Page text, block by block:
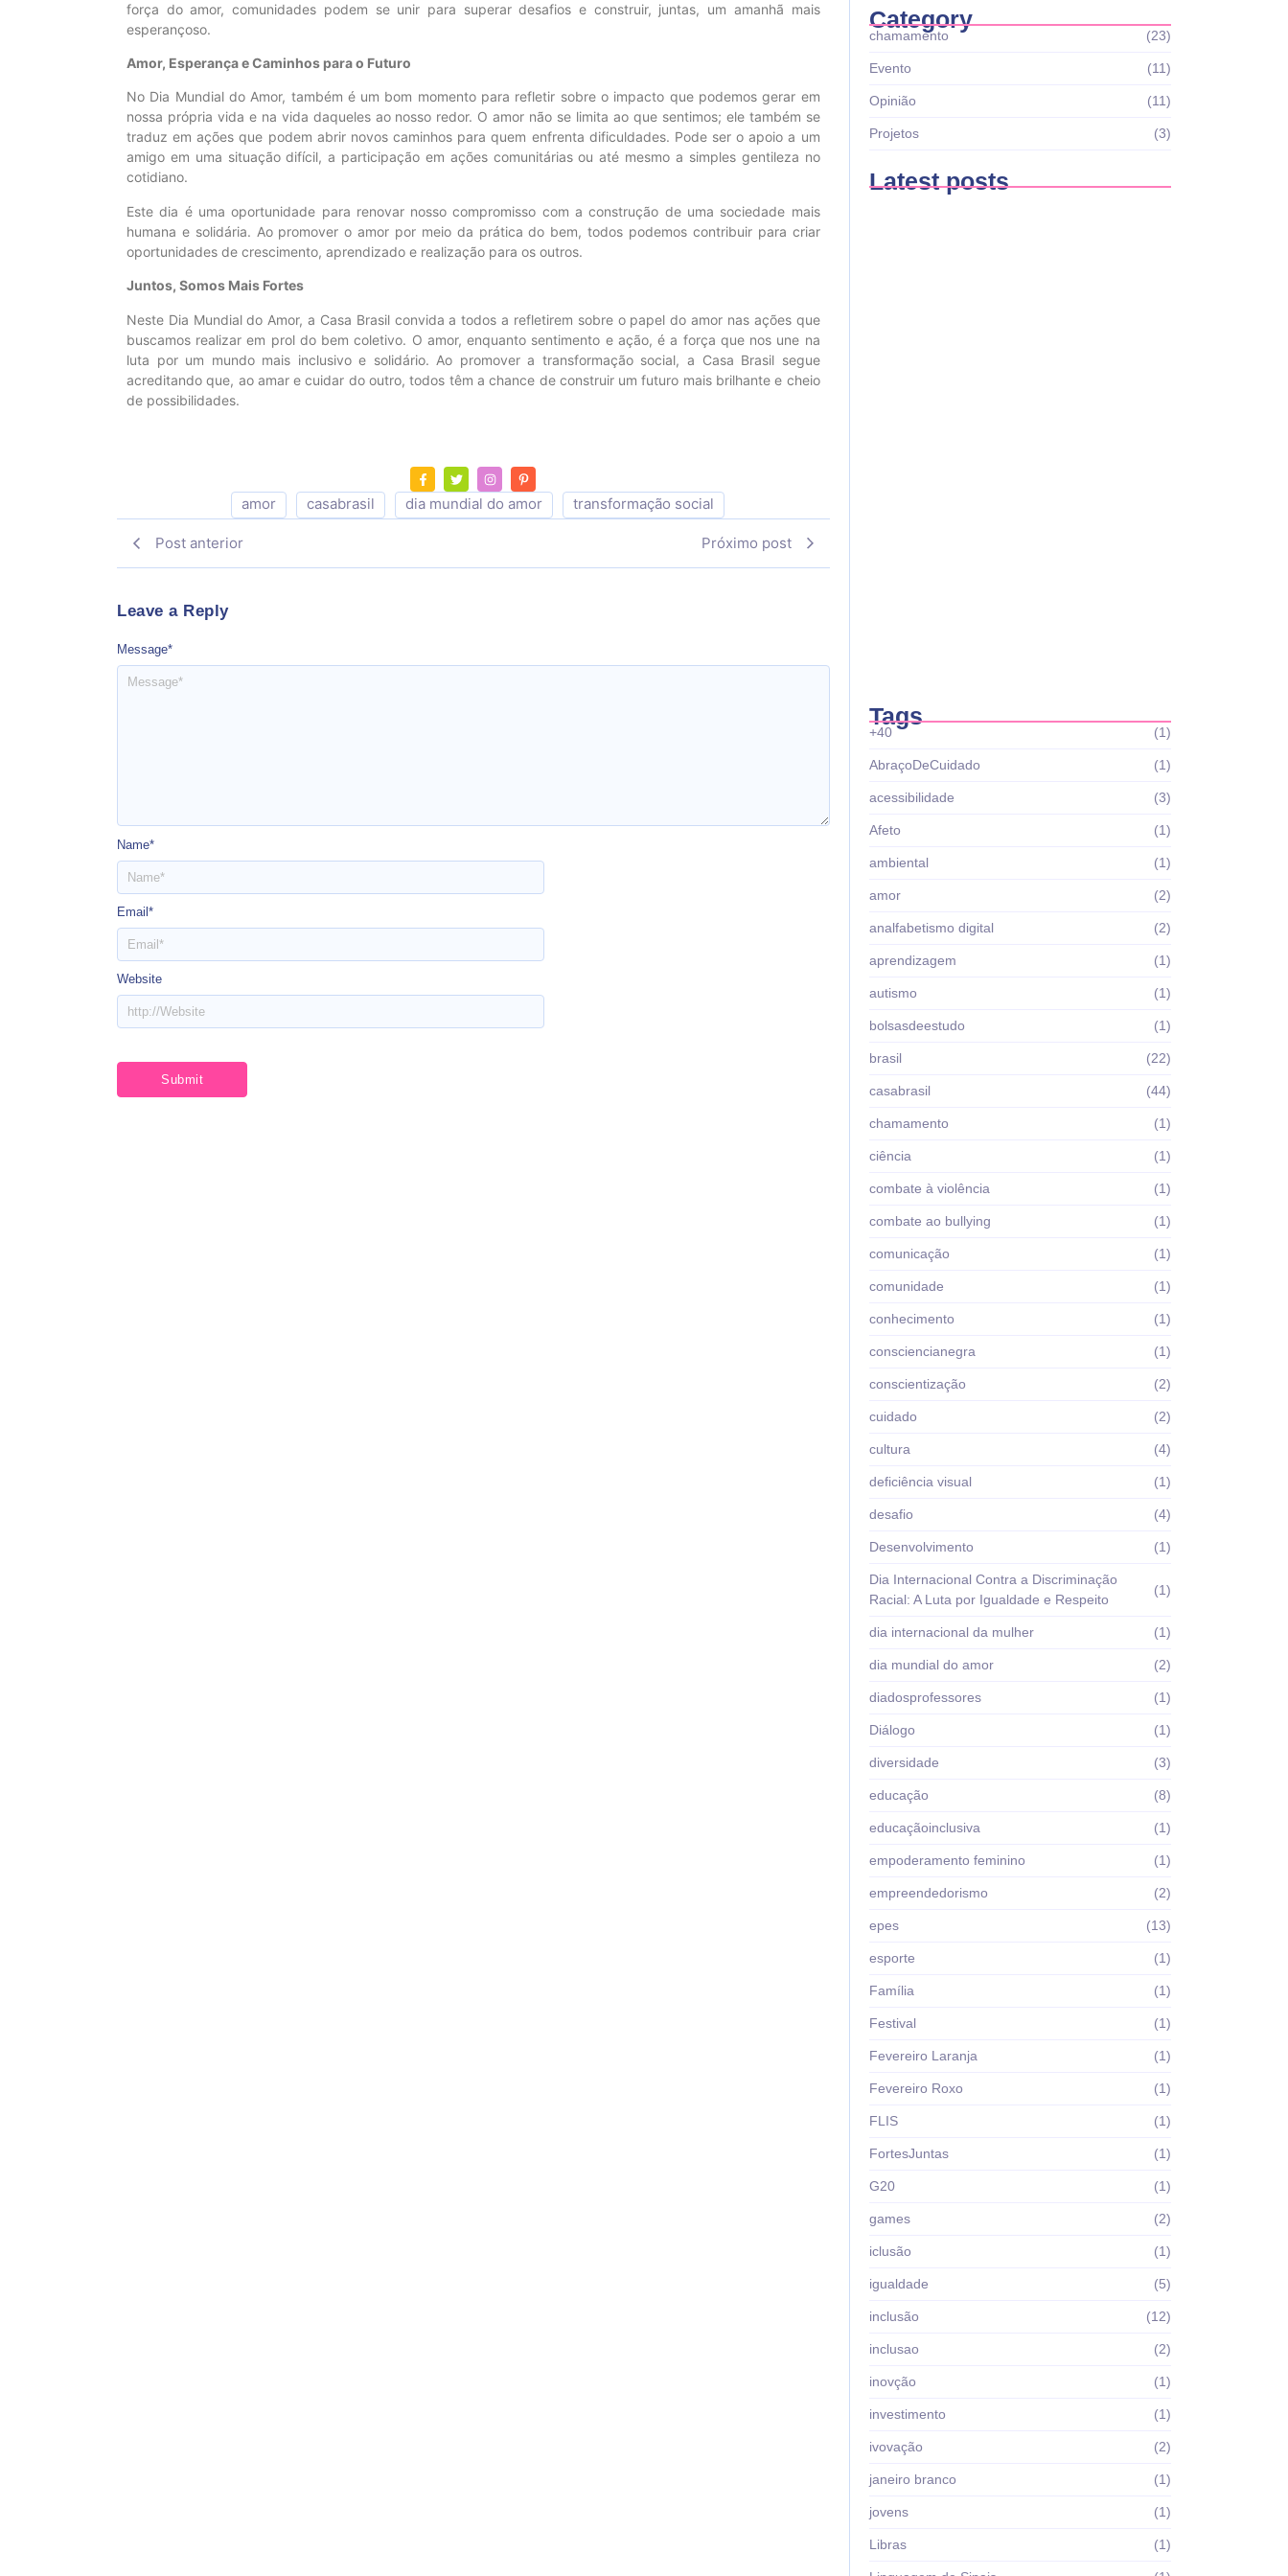
força do amor, comunidades podem se unir para superar desafios e construir, juntas, um amanhã mais
esperançoso.
Amor, Esperança e Caminhos para o Futuro
No Dia Mundial do Amor, também é um bom momento para refletir sobre o impacto que podemos gerar em
nossa própria vida e na vida daqueles ao nosso redor. O amor não se limita ao que sentimos; ele também se
traduz em ações que podem abrir novos caminhos para quem enfrenta dificuldades. Pode ser o apoio a um
amigo em uma situação difícil, a participação em ações comunitárias ou até mesmo a simples gentileza no
cotidiano.
Este dia é uma oportunidade para renovar nosso compromisso com a construção de uma sociedade mais
humana e solidária. Ao promover o amor por meio da prática do bem, todos podemos contribuir para criar
oportunidades de crescimento, aprendizado e realização para os outros.
Juntos, Somos Mais Fortes
Neste Dia Mundial do Amor, a Casa Brasil convida a todos a refletirem sobre o papel do amor nas ações que
buscamos realizar em prol do bem coletivo. O amor, enquanto sentimento e ação, é a força que nos une na
luta por um mundo mais inclusivo e solidário. Ao promover a transformação social, a Casa Brasil segue
acreditando que, ao amar e cuidar do outro, todos têm a chance de construir um futuro mais brilhante e cheio
de possibilidades.
amor casabrasil dia mundial do amor transformação social
Post anterior Próximo post
Leave a Reply
Message*
Name*
Email*
Website
Category
chamamento (23)
Evento (11)
Opinião (11)
Projetos (3)
Latest posts
Tags
+40 (1)
AbraçoDeCuidado (1)
acessibilidade (3)
Afeto (1)
ambiental (1)
amor (2)
analfabetismo digital (2)
aprendizagem (1)
autismo (1)
bolsasdeestudo (1)
brasil (22)
casabrasil (44)
chamamento (1)
ciência (1)
combate à violência (1)
combate ao bullying (1)
comunicação (1)
comunidade (1)
conhecimento (1)
consciencianegra (1)
conscientização (2)
cuidado (2)
cultura (4)
deficiência visual (1)
desafio (4)
Desenvolvimento (1)
Dia Internacional Contra a Discriminação
Racial: A Luta por Igualdade e Respeito
(1)
dia internacional da mulher (1)
dia mundial do amor (2)
diadosprofessores (1)
Diálogo (1)
diversidade (3)
educação (8)
educaçãoinclusiva (1)
empoderamento feminino (1)
empreendedorismo (2)
epes (13)
esporte (1)
Família (1)
Festival (1)
Fevereiro Laranja (1)
Fevereiro Roxo (1)
FLIS (1)
FortesJuntas (1)
G20 (1)
games (2)
iclusão (1)
igualdade (5)
inclusão (12)
inclusao (2)
inovção (1)
investimento (1)
ivovação (2)
janeiro branco (1)
jovens (1)
Libras (1)